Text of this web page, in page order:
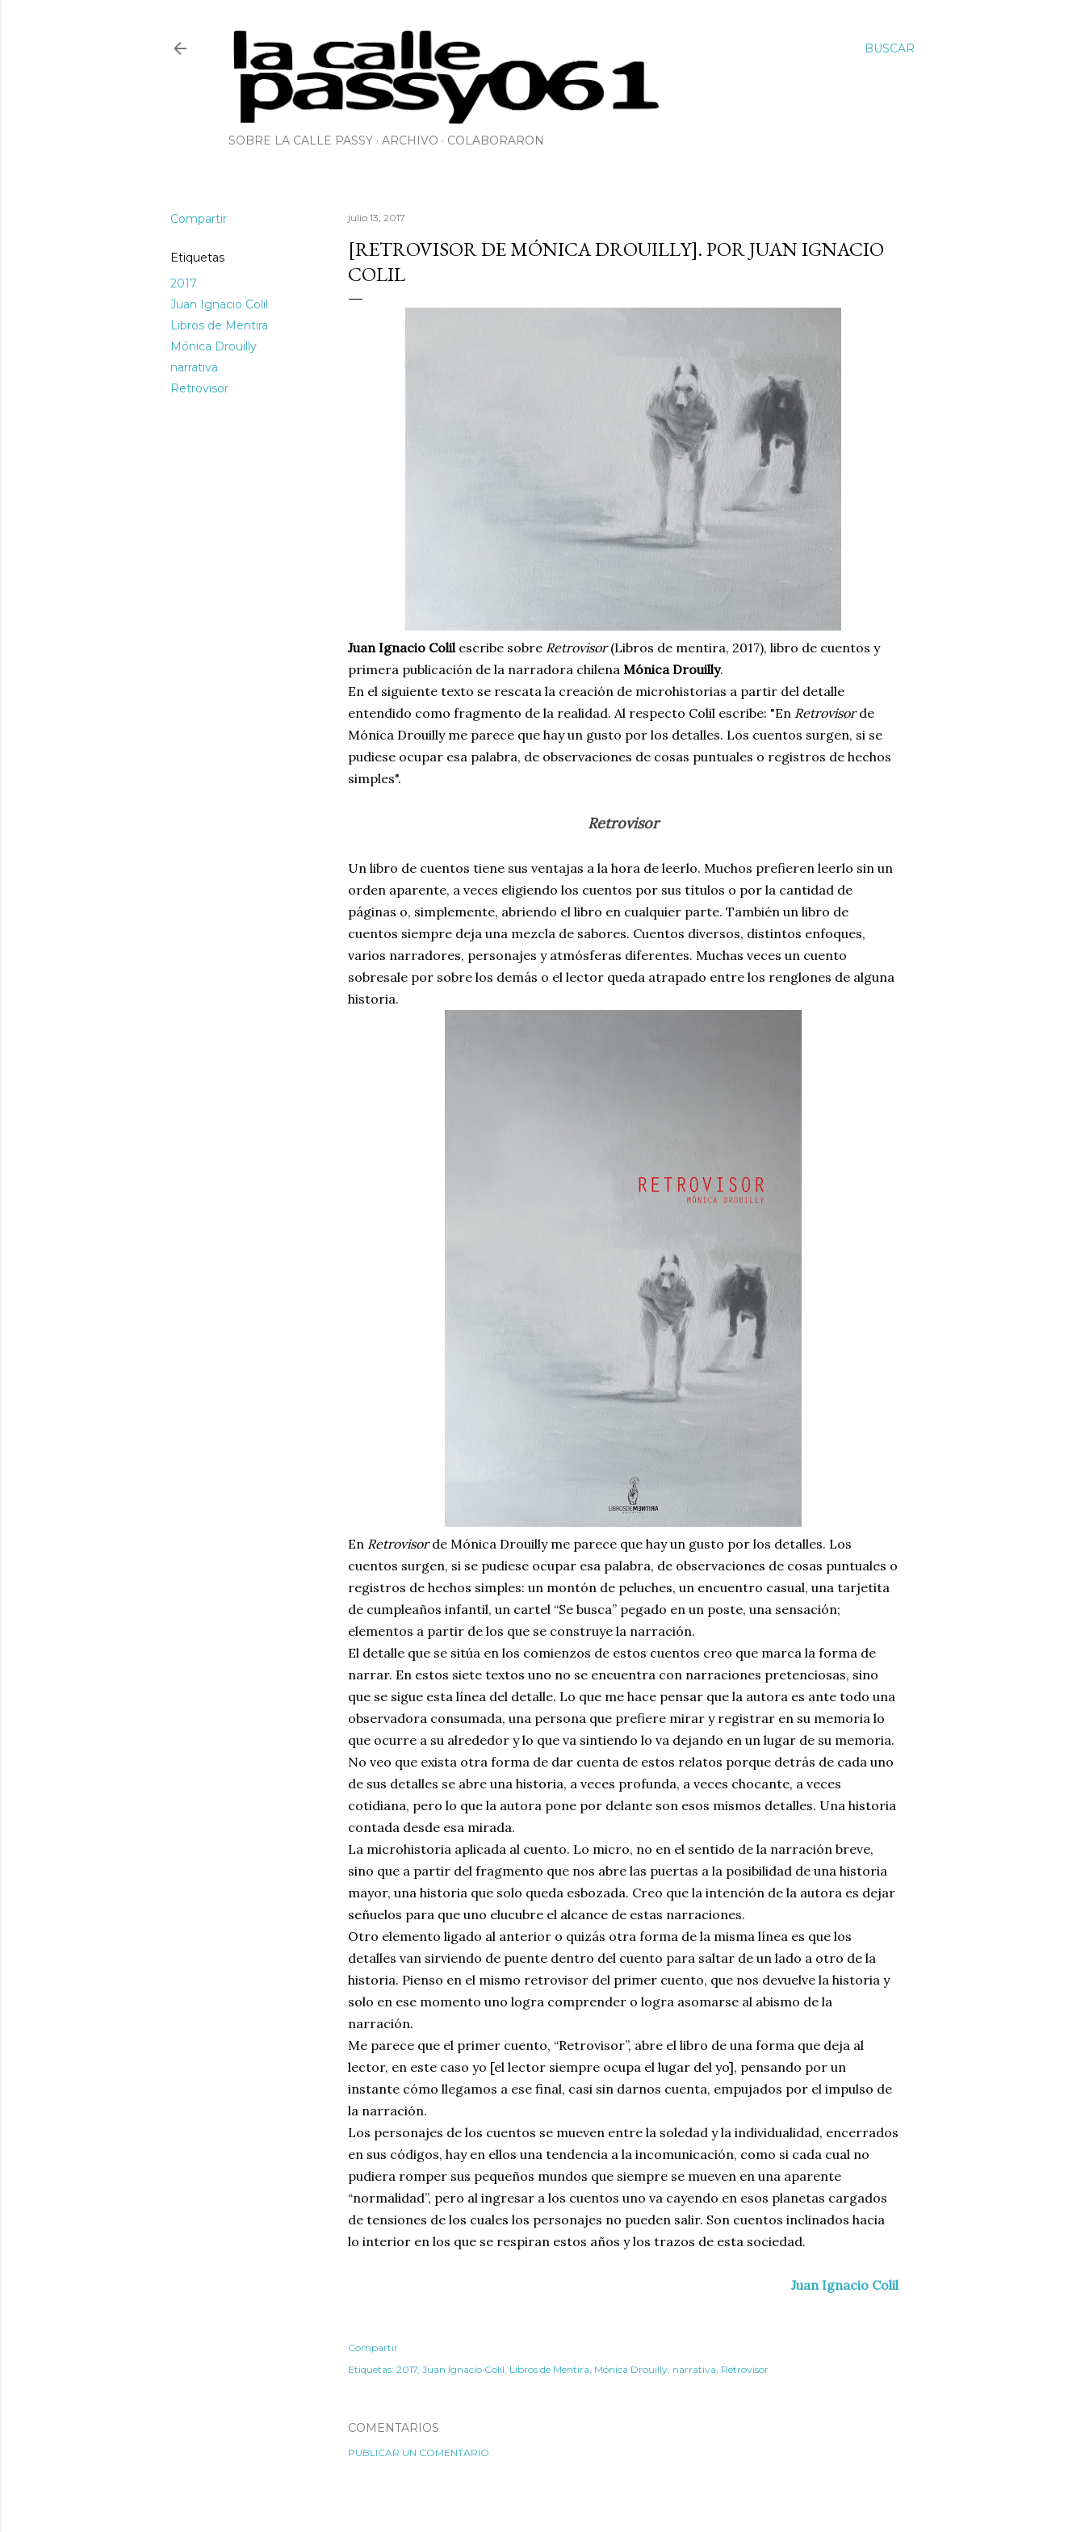
BUSCAR
SOBRE LA CALLE PASSY ARCHIVO COLABORARON
Compartir
Etiquetas
2017
Juan Ignacio Colil
Libros de Mentira
Mónica Drouilly
narrativa
Retrovisor
julio 13, 2017
[RETROVISOR DE MÓNICA DROUILLY]. POR JUAN IGNACIO
COLIL
Juan Ignacio Colilescribe sobre Retrovisor(Libros de mentira, 2017), libro de cuentos y
primera publicación de la narradora chilena Mónica Drouilly.
En el siguiente texto se rescata la creación de microhistorias a partir del detalle
entendido como fragmento de la realidad. Al respecto Colil escribe: "En Retrovisorde
Mónica Drouilly me parece que hay un gusto por los detalles. Los cuentos surgen, si se
pudiese ocupar esa palabra, de observaciones de cosas puntuales o registros de hechos
simples".
Retrovisor
Un libro de cuentos tiene sus ventajas a la hora de leerlo. Muchos prefieren leerlo sin un
orden aparente, a veces eligiendo los cuentos por sus títulos o por la cantidad de
páginas o, simplemente, abriendo el libro en cualquier parte. También un libro de
cuentos siempre deja una mezcla de sabores. Cuentos diversos, distintos enfoques,
varios narradores, personajes y atmósferas diferentes. Muchas veces un cuento
sobresale por sobre los demás o el lector queda atrapado entre los renglones de alguna
historia.
En Retrovisorde Mónica Drouilly me parece que hay un gusto por los detalles. Los
cuentos surgen, si se pudiese ocupar esa palabra, de observaciones de cosas puntuales o
registros de hechos simples: un montón de peluches, un encuentro casual, una tarjetita
de cumpleaños infantil, un cartel “Se busca” pegado en un poste, una sensación;
elementos a partir de los que se construye la narración.
El detalle que se sitúa en los comienzos de estos cuentos creo que marca la forma de
narrar. En estos siete textos uno no se encuentra con narraciones pretenciosas, sino
que se sigue esta línea del detalle. Lo que me hace pensar que la autora es ante todo una
observadora consumada, una persona que prefiere mirar y registrar en su memoria lo
que ocurre a su alrededor y lo que va sintiendo lo va dejando en un lugar de su memoria.
No veo que exista otra forma de dar cuenta de estos relatos porque detrás de cada uno
de sus detalles se abre una historia, a veces profunda, a veces chocante, a veces
cotidiana, pero lo que la autora pone por delante son esos mismos detalles. Una historia
contada desde esa mirada.
La microhistoria aplicada al cuento. Lo micro, no en el sentido de la narración breve,
sino que a partir del fragmento que nos abre las puertas a la posibilidad de una historia
mayor, una historia que solo queda esbozada. Creo que la intención de la autora es dejar
señuelos para que uno elucubre el alcance de estas narraciones.
Otro elemento ligado al anterior o quizás otra forma de la misma línea es que los
detalles van sirviendo de puente dentro del cuento para saltar de un lado a otro de la
historia. Pienso en el mismo retrovisor del primer cuento, que nos devuelve la historia y
solo en ese momento uno logra comprender o logra asomarse al abismo de la
narración.
Me parece que el primer cuento, “Retrovisor”, abre el libro de una forma que deja al
lector, en este caso yo [el lector siempre ocupa el lugar del yo], pensando por un
instante cómo llegamos a ese final, casi sin darnos cuenta, empujados por el impulso de
la narración.
Los personajes de los cuentos se mueven entre la soledad y la individualidad, encerrados
en sus códigos, hay en ellos una tendencia a la incomunicación, como si cada cual no
pudiera romper sus pequeños mundos que siempre se mueven en una aparente
“normalidad”, pero al ingresar a los cuentos uno va cayendo en esos planetas cargados
de tensiones de los cuales los personajes no pueden salir. Son cuentos inclinados hacia
lo interior en los que se respiran estos años y los trazos de esta sociedad.
Juan Ignacio Colil
Compartir
Etiquetas: 2017 Juan Ignacio Colil Libros de Mentira Mónica Drouilly narrativa Retrovisor
COMENTARIOS
PUBLICAR UN COMENTARIO